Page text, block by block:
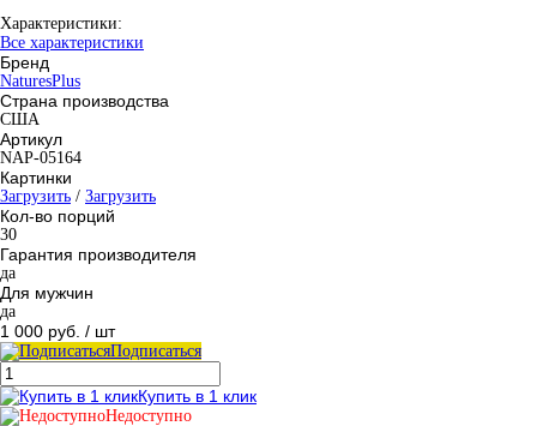
Характеристики:
Все характеристики
Бренд
NaturesPlus
Страна производства
США
Артикул
NAP-05164
Картинки
Загрузить / Загрузить
Кол-во порций
30
Гарантия производителя
да
Для мужчин
да
1 000 руб. / шт
Подписаться
Купить в 1 клик
Недоступно